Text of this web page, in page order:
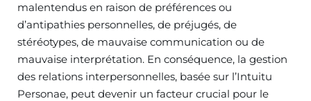
malentendus en raison de préférences ou
d’antipathies personnelles, de préjugés, de
stéréotypes, de mauvaise communication ou de
mauvaise interprétation. En conséquence, la gestion
des relations interpersonnelles, basée sur l’Intuitu
Personae, peut devenir un facteur crucial pour le